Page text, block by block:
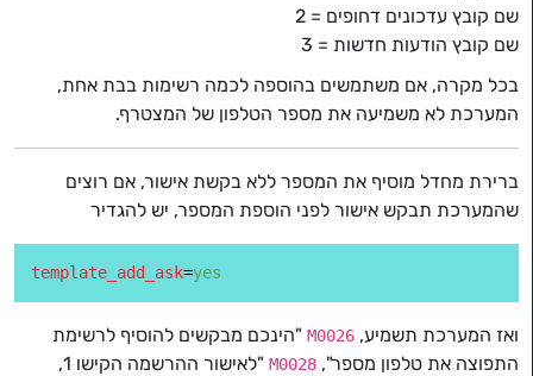
שם קובץ עדכונים דחופים = 2
שם קובץ הודעות חדשות = 3
בכל מקרה, אם משתמשים בהוספה לכמה רשימות בבת אחת,
המערכת לא משמיעה את מספר הטלפון של המצטרף.
ברירת מחדל מוסיף את המספר ללא בקשת אישור, אם רוצים
שהמערכת תבקש אישור לפני הוספת המספר, יש להגדיר
template_add_ask=yes
ואז המערכת תשמיע, M0026"הינכם מבקשים להוסיף לרשימת
התפוצה את טלפון מספר", M0028
"לאישור ההרשמה הקישו 1,